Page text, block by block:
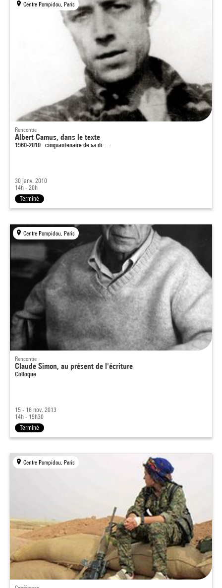
Centre Pompidou, Paris
Rencontre
Albert Camus, dans le texte
1960-2010 : cinquantenaire de sa di…
30 janv. 2010
14h - 20h
Terminé
Centre Pompidou, Paris
Rencontre
Claude Simon, au présent de l'écriture
Colloque
15 - 16 nov. 2013
14h - 19h30
Terminé
Centre Pompidou, Paris